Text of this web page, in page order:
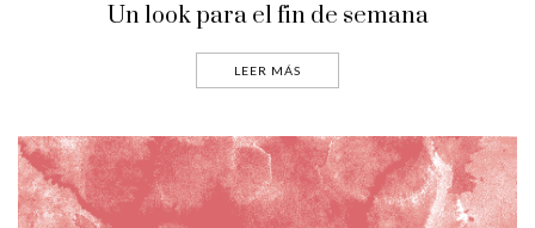
Un look para el fin de semana
LEER MÁS